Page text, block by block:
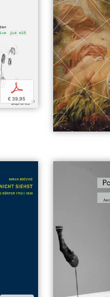
p
€ 39,95